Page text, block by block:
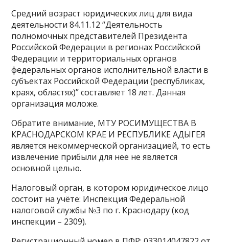
Средний возраст юридических лиц для вида
деятельности 84.11.12 “Деятельность
полномочных представителей Президента
Российской Федерации в регионах Российской
Федерации и территориальных органов
федеральных органов исполнительной власти в
субъектах Российской Федерации (республиках,
краях, областях)” составляет 18 лет. Данная
организация моложе.
Обратите внимание, МТУ РОСИМУЩЕСТВА В
КРАСНОДАРСКОМ КРАЕ И РЕСПУБЛИКЕ АДЫГЕЯ
является некоммерческой организацией, то есть
извлечение прибыли для нее не является
основной целью.
Налоговый орган, в котором юридическое лицо
состоит на учёте: Инспекция Федеральной
налоговой службы №3 по г. Краснодару (код
инспекции – 2309).